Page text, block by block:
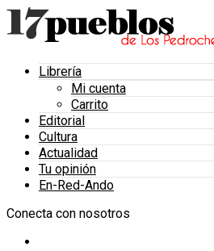
Librería
Mi cuenta
Carrito
Editorial
Cultura
Actualidad
Tu opinión
En-Red-Ando
Conecta con nosotros